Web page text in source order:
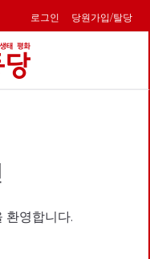
로그인 당원가입/탈당
환영합니다.